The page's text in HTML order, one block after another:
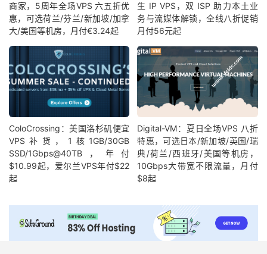
商家，5周年全场VPS 六五折优
惠，可选荷兰/芬兰/新加坡/加拿
大/美国等机房，月付€3.24起
生 IP VPS，双 ISP 助力本土业
务与流媒体解锁，全线八折促销
月付56元起
ColoCrossing：美国洛杉矶便宜
VPS补货，1核1GB/30GB
SSD/1Gbps@40TB，年付
$10.99起，爱尔兰VPS年付$22
起
Digital-VM：夏日全场VPS 八折
特惠，可选日本/新加坡/英国/瑞
典/荷兰/西班牙/美国等机房，
10Gbps大带宽不限流量，月付
$8起